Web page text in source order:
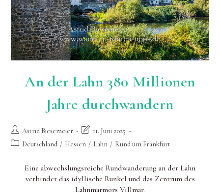
An der Lahn 380 Millionen
Jahre durchwandern
Beitrags-
Autor:
Astrid Biesemeier
Beitrag
zuletzt
geändert
11. Juni 2025
Beitrags-Deutschland / Hessen / Lahn / Rund um Frankfurt
Eine abwechslungsreiche Rundwanderung an der Lahn
verbindet das idyllische Runkel und das Zentrum des
Lahnmarmors Villmar.